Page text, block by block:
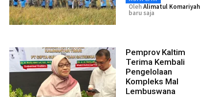
OlehAlimatul Komariyah
baru saja
Pemprov Kaltim
Terima Kembali
Pengelolaan
Kompleks Mal
Lembuswana